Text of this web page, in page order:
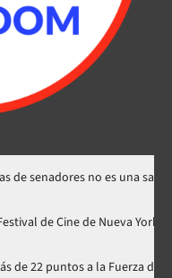
no es una sanción
en el Festival de Cine de
a la Fuerza del Pueblo